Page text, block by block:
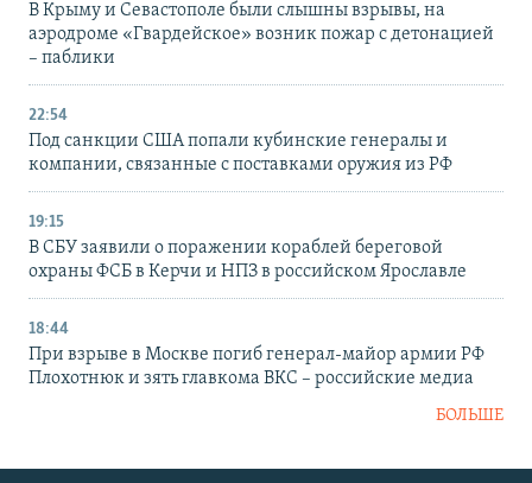
В Крыму и Севастополе были слышны взрывы, на
аэродроме «Гвардейское» возник пожар с детонацией
– паблики
22:54
Под санкции США попали кубинские генералы и
компании, связанные с поставками оружия из РФ
19:15
В СБУ заявили о поражении кораблей береговой
охраны ФСБ в Керчи и НПЗ в российском Ярославле
18:44
При взрыве в Москве погиб генерал-майор армии РФ
Плохотнюк и зять главкома ВКС – российские медиа
БОЛЬШЕ